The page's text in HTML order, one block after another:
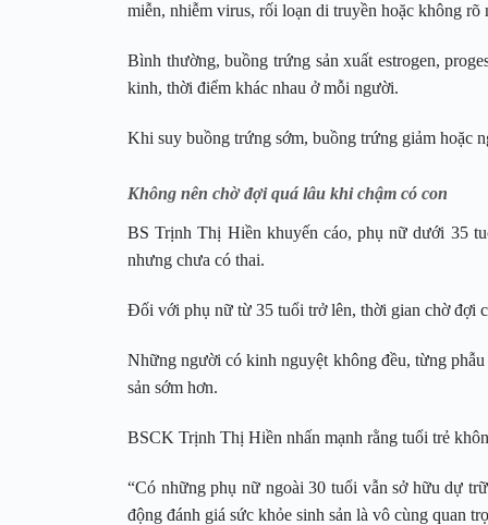
miễn, nhiễm virus, rối loạn di truyền hoặc không rõ
Bình thường, buồng trứng sản xuất estrogen,
kinh, thời điểm khác nhau ở mỗi người.
Khi suy buồng trứng sớm, buồng trứng giảm hoặc
Không nên chờ đợi quá lâu khi chậm có con
BS Trịnh Thị Hiền khuyến cáo, phụ nữ dưới 35
nhưng chưa có thai.
Đối với phụ nữ từ 35 tuổi trở lên, thời gian chờ đợi
Những người có kinh nguyệt không đều, từng
sản sớm hơn.
BSCK Trịnh Thị Hiền nhấn mạnh rằng tuổi trẻ
“Có những phụ nữ ngoài 30 tuổi vẫn sở hữu dự
động đánh giá sức khỏe sinh sản là vô cùng quan